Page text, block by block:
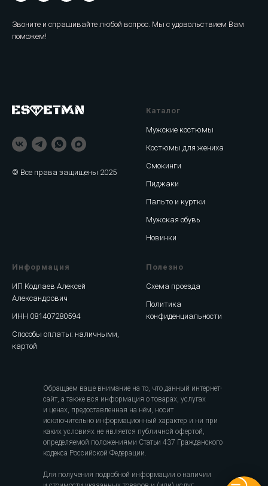
Звоните и спрашивайте любой вопрос. Мы с удовольствием Вам
поможем!
© Все права защищены 2025
Каталог
Мужские костюмы
Костюмы для жениха
Смокинги
Пиджаки
Пальто и куртки
Мужская обувь
Новинки
Информация
ИП Кодлаев Алексей
Александрович
ИНН 081407280594
Способы оплаты: наличными,
картой
Полезно
Схема проезда
Политика
конфиденциальности
Обращаем ваше внимание на то, что данный интернет-
сайт, а также вся информация о товарах, услугах
и ценах, предоставленная на нём, носит
исключительно информационный характер и ни при
каких условиях не является публичной офертой,
определяемой положениями Статьи 437 Гражданского
кодекса Российской Федерации.
Для получения подробной информации о наличии